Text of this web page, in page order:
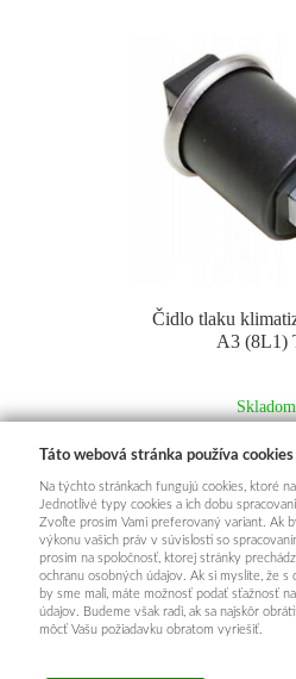
Čidlo tlaku
A3 (8L1)
Skladom
1 2 3 ...
Táto webová stránka používa cookies
Na týchto stránkach fungujú cookies, ktoré
Jednotlivé typy cookies a ich dobu
Zvoľte prosím Vami preferovaný variant. Ak
výkonu vašich práv v súvislosti so
prosím na spoločnosť, ktorej stránky
ochranu osobných údajov. Ak si myslíte, že s
by sme mali, máte možnosť podať sťažnosť
údajov. Budeme však radi, ak sa najskôr
môcť Vašu požiadavku obratom vyriešiť.